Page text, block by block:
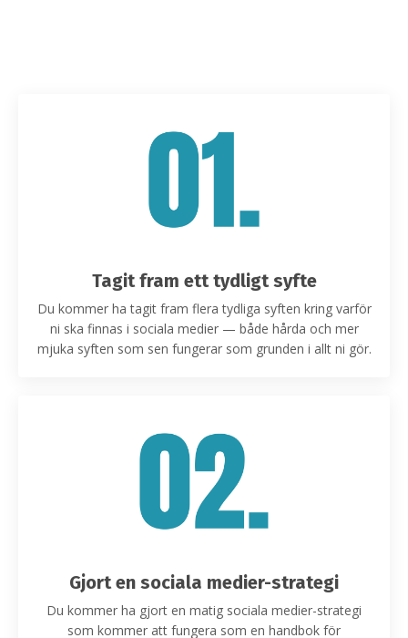
Tagit fram ett tydligt syfte
Du kommer ha tagit fram flera tydliga syften kring varför
ni ska finnas i sociala medier — både hårda och mer
mjuka syften som sen fungerar som grunden i allt ni gör.
Gjort en sociala medier-strategi
Du kommer ha gjort en matig sociala medier-strategi
som kommer att fungera som en handbok för